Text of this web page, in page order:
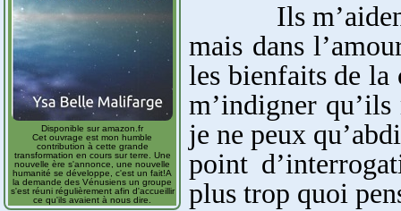
Disponible sur amazon.fr
Cet ouvrage est mon humble
contribution à cette grande
transformation en cours sur terre. Une
nouvelle ère s'annonce, une nouvelle
humanité se développe, c'est un fait!A
la demande des Vénusiens un groupe
s'est réuni régulièrement afin d'accueillir
ce qu'ils avaient à nous dire.
Ils m’aident à
mais dans
les bienfaits de la
m’indigner qu’ils
je ne peux
point
plus trop quoi